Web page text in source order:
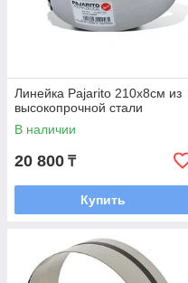
Линейка Pajarito 210x8см из
высокопрочной стали
В наличии
20 800 ₸
Купить